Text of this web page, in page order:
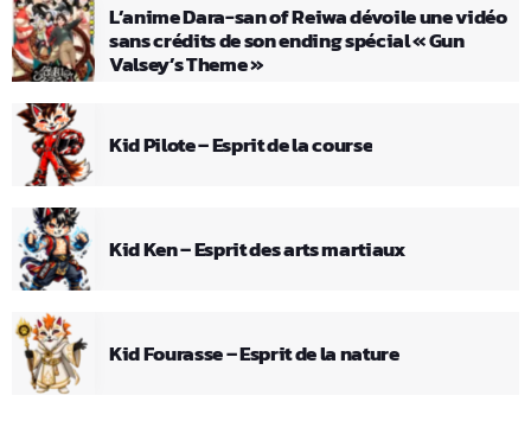
L’anime Dara-san of Reiwa dévoile une vidéo
sans crédits de son ending spécial « Gun
Valsey’s Theme »
Kid Pilote – Esprit de la course
Kid Ken – Esprit des arts martiaux
Kid Fourasse – Esprit de la nature